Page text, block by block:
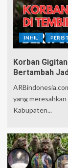
INHIL
Korban
Bertambah
yang
Kabupaten...